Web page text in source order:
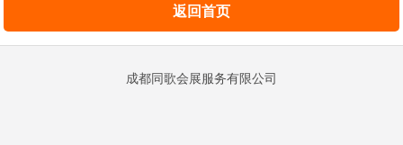
返回首页
成都同歌会展服务有限公司